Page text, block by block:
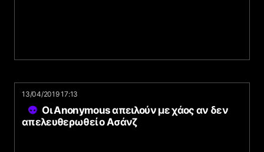
13/04/2019 17:13
Οι Anonymous απειλούν με χάος αν δεν
απελευθερωθεί ο Ασάνζ